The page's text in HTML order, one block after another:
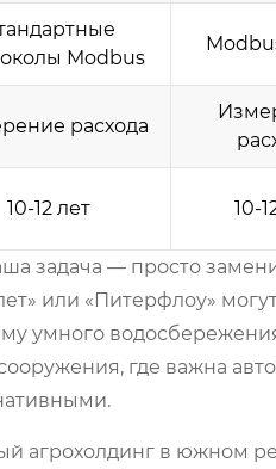
Modbus
расхода
10-12 лет 10-
задача — просто
или «Питерфлоу»
умного
где важна
агрохолдинг в южном